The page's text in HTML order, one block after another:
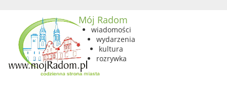
Mój Radom
wiadomości
wydarzenia
kultura
rozrywka